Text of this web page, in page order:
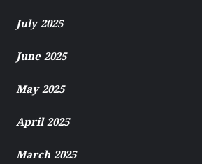
July 2025
June 2025
May 2025
April 2025
March 2025